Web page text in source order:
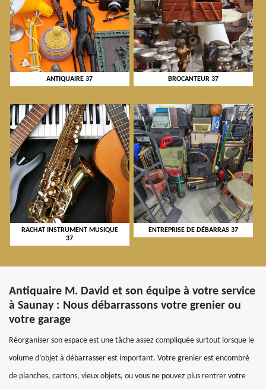
ANTIQUAIRE 37 BROCANTEUR 37
RACHAT INSTRUMENT MUSIQUE
37
ENTREPRISE DE DÉBARRAS 37
Antiquaire M. David et son équipe à votre service
à Saunay : Nous débarrassons votre grenier ou
votre garage
Réorganiser son espace est une tâche assez compliquée surtout lorsque le
volume d’objet à débarrasser est important. Votre grenier est encombré
de planches, cartons, vieux objets, ou vous ne pouvez plus rentrer votre